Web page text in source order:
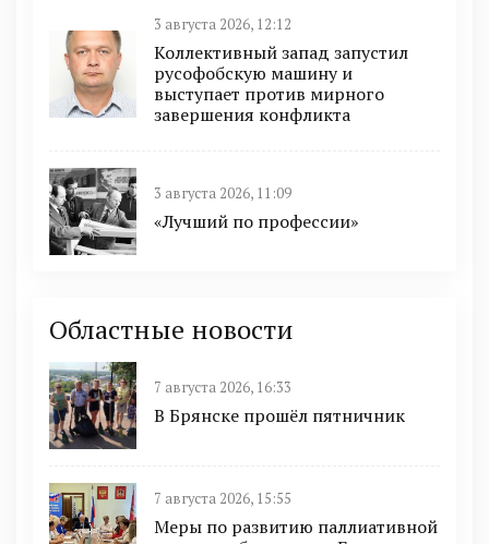
3 августа 2026, 12:12
Коллективный запад запустил
русофобскую машину и
выступает против мирного
завершения конфликта
3 августа 2026, 11:09
«Лучший по профессии»
Областные новости
7 августа 2026, 16:33
В Брянске прошёл пятничник
7 августа 2026, 15:55
Меры по развитию паллиативной